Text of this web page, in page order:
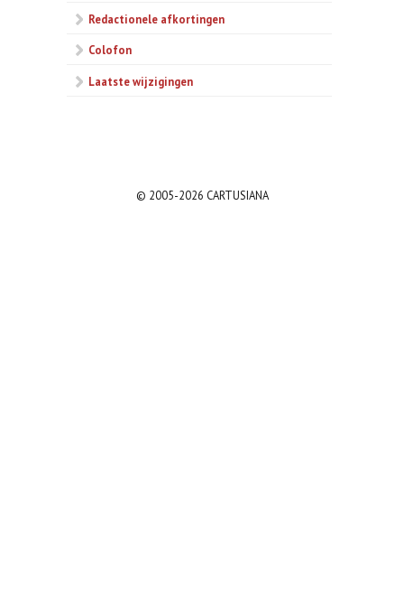
Redactionele afkortingen
Colofon
Laatste wijzigingen
© 2005-2026 CARTUSIANA